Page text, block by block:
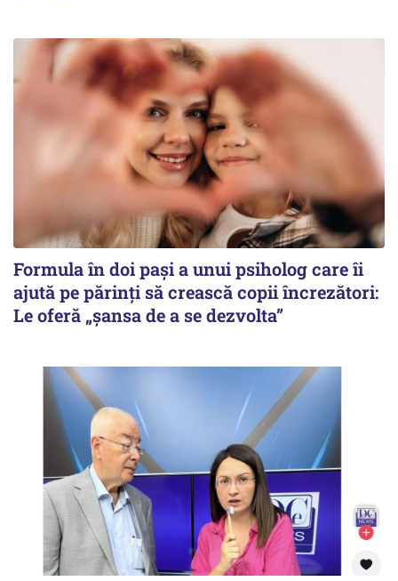
Formula în doi pași a unui psiholog care îi
ajută pe părinți să crească copii încrezători:
Le oferă „șansa de a se dezvolta”